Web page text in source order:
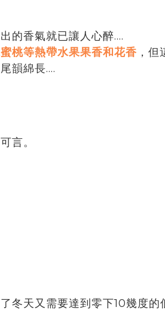
的香氣就已讓人心醉....
桃等熱帶水果果香和花香 ，但
韻綿長....
言。
了冬天又需要達到零下10幾度的